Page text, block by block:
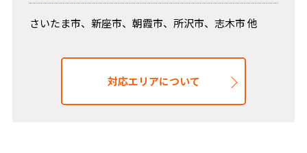
さいたま市、新座市、朝霞市、所沢市、志木市 他
対応エリアについて